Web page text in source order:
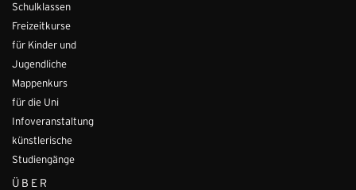
Schulklassen
Freizeitkurse
für Kinder und
Jugendliche
Mappenkurs
für die Uni
Infoveranstaltung
künstlerische
Studiengänge
ÜBER